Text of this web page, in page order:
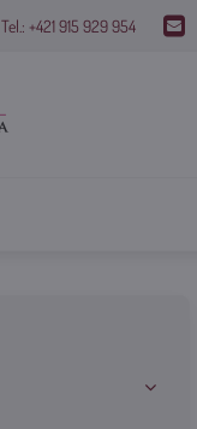
Tel.: +421 915 929 954